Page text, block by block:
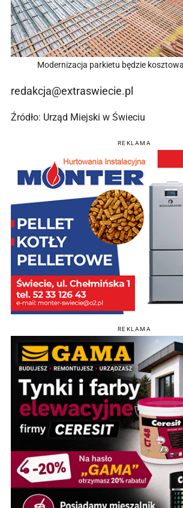
Modernizacja parkietu będzie
redakcja@extraswiecie.pl
Źródło: Urząd Miejski w Świeciu
REKLAMA
REKLAMA